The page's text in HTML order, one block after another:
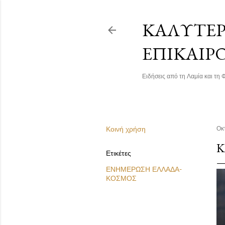
Ειδήσεις από τη Λαμία και τη
Κοινή χρήση
Ετικέτες
ΕΝΗΜΕΡΩΣΗ ΕΛΛΑΔΑ-
ΚΟΣΜΟΣ